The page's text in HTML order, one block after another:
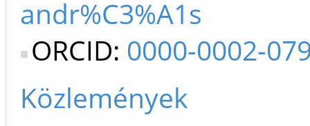
andr%C3%A1s
ORCID: 0000-0002-
Közlemények